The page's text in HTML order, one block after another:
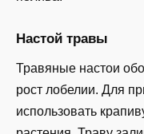
Настой травы
Травяные настои
рост лобелии. Для
использовать